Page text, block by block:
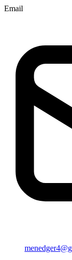
Email